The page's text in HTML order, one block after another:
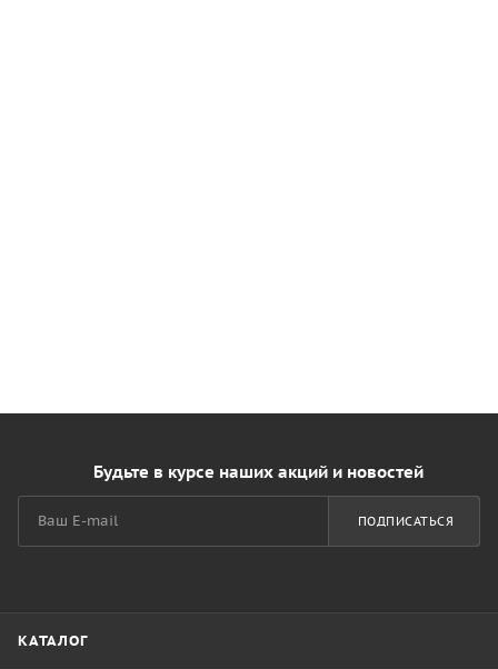
Будьте в курсе наших акций и новостей
ПОДПИСАТЬСЯ
КАТАЛОГ